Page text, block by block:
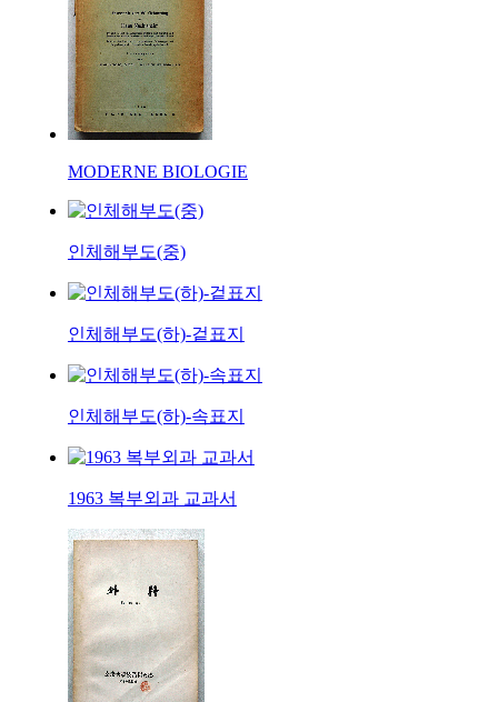
MODERNE BIOLOGIE
인체해부도(중)
인체해부도(하)-겉표지
인체해부도(하)-속표지
1963 복부외과 교과서